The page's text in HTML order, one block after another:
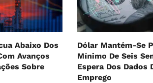
Abaixo Dos
Avanços
Sobre
Dólar Mantém-Se
Mínimo De Seis
Espera Dos Dados
Emprego